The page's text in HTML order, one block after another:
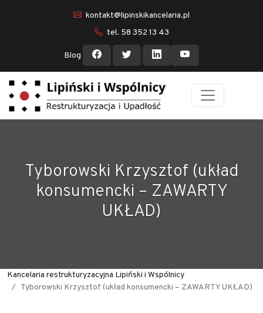
kontakt@lipinskikancelaria.pl
tel. 58 352 13 43
Blog
Tyborowski Krzysztof (układ
konsumencki – ZAWARTY
UKŁAD)
Kancelaria restrukturyzacyjna Lipiński i Wspólnicy
Tyborowski Krzysztof (układ konsumencki – ZAWARTY UKŁAD)